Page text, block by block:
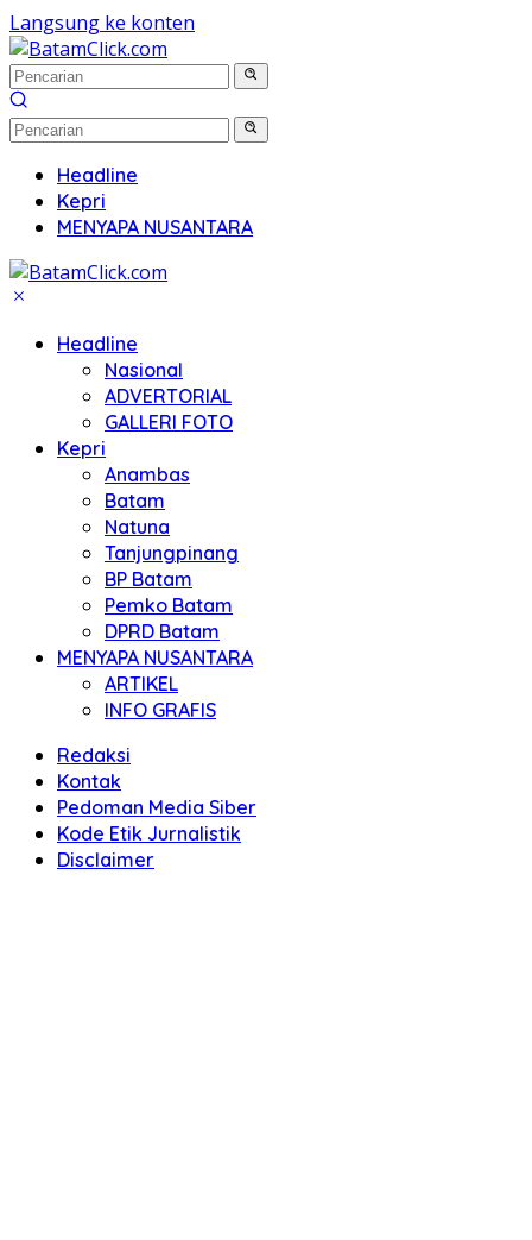
Langsung ke konten
Headline
Kepri
MENYAPA NUSANTARA
Headline
Nasional
ADVERTORIAL
GALLERI FOTO
Kepri
Anambas
Batam
Natuna
Tanjungpinang
BP Batam
Pemko Batam
DPRD Batam
MENYAPA NUSANTARA
ARTIKEL
INFO GRAFIS
Redaksi
Kontak
Pedoman Media Siber
Kode Etik Jurnalistik
Disclaimer